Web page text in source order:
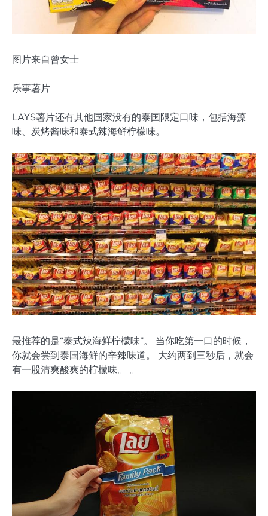
图片来自曾女士
乐事薯片
LAYS薯片还有其他国家没有的泰国限定口味，包括海藻
味、炭烤酱味和泰式辣海鲜柠檬味。
最推荐的是“泰式辣海鲜柠檬味”。 当你吃第一口的时候，
你就会尝到泰国海鲜的辛辣味道。 大约两到三秒后，就会
有一股清爽酸爽的柠檬味。 。